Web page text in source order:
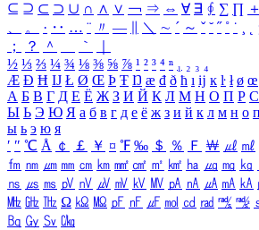
⊆ ⊇ ⊂ ⊃ ∪ ∩ ∧ ∨ ￢ ⇒ ⇔ ∀ ∃ ∮ ∑ ∏ ＋
、
。 · ‥ … ¨ 〃 ― ＼ ∼ ´ ～ ˇ ˘ ˝ ˚ ˙ ¸
；
？ ＾ ｀
½ ⅓ ⅔ ¼ ¾ ⅛ ⅜ ⅝ ⅞ ¹ ² ³ ⁴ ⁿ ₁ ₂ ₃ ₄
Æ Ð Ħ Ĳ Ł Ø Œ Þ Ŧ Ŋ æ đ ð ħ ı ĳ ĸ ŀ ł ø œ
А Б В Г Д Е Ё Ж З И Й К Л М Н О П Р С
Ы Ь Э Ю Я а б в г д е ё ж з и й к л м н о п
ы ь э ю я
′ ″ ℃ Å ￠ ￡ ￥ ¤ ℉ ‰ ＄ ％ Ｆ ￦ ㎕ ㎖
㎙ ㎚ ㎛ ㎜ ㎝ ㎞ ㎟ ㎠ ㎡ ㎢ ㏊ ㎍ ㎎ ㎏
㎱ ㎲ ㎳ ㎴ ㎵ ㎶ ㎷ ㎸ ㎹ ㎀ ㎁ ㎂ ㎃ ㎄
㎒ ㎓ ㎔ Ω ㏀ ㏁ ㎊ ㎋ ㎌ ㏖ ㏅ ㎭ ㎮ ㎯
㏃ ㏉ ㏜ ㏆